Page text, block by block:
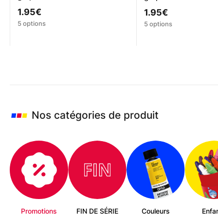
1.95€
Ce
choisies
sur
page
du
produit
5 options
1.95€
Ce
choisies
sur
page
du
produit
5 options
Nos catégories de produit
Promotions FIN DE SÉRIE Couleurs